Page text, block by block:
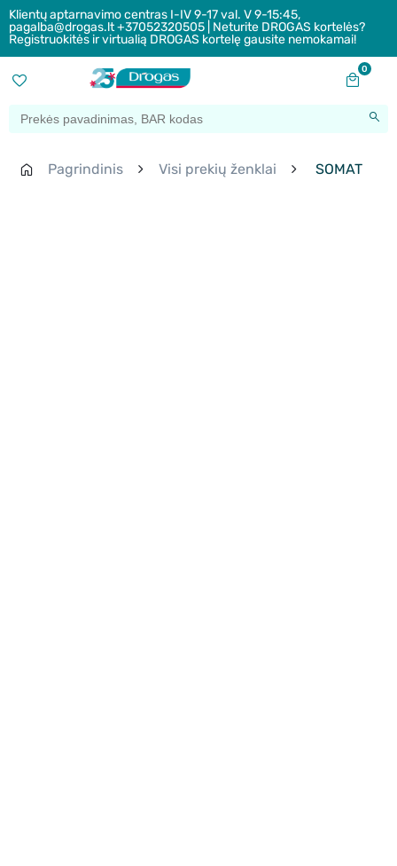
Klientų aptarnavimo centras I-IV 9-17 val. V 9-15:45,
pagalba@drogas.lt +37052320505 | Neturite DROGAS kortelės?
Registruokitės ir virtualią DROGAS kortelę gausite nemokamai!
0
Pagrindinis Visi prekių ženklai SOMAT